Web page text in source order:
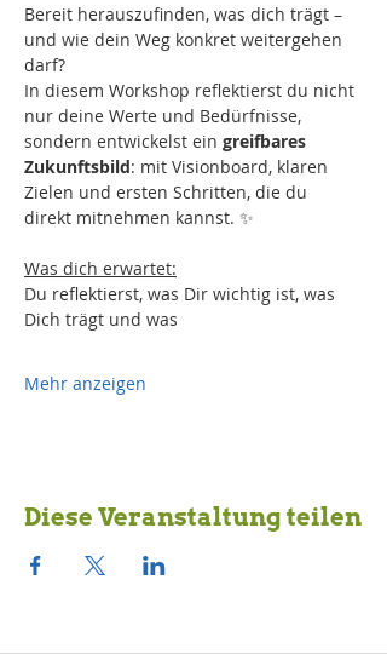
Bereit herauszufinden, was dich trägt –
und wie dein Weg konkret weitergehen
darf?
In diesem Workshop reflektierst du nicht
nur deine Werte und Bedürfnisse,
sondern entwickelst ein greifbares
Zukunftsbild: mit Visionboard, klaren
Zielen und ersten Schritten, die du
direkt mitnehmen kannst. ✨
Was dich erwartet:
Du reflektierst, was Dir wichtig ist, was
Dich trägt und was
Mehr anzeigen
Diese Veranstaltung teilen